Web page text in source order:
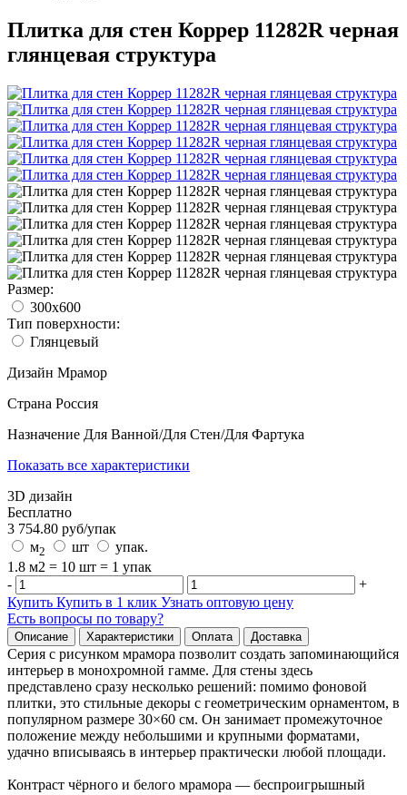
Плитка для стен Коррер 11282R черная
глянцевая структура
Размер:
300x600
Тип поверхности:
Глянцевый
Дизайн Мрамор
Страна Россия
Назначение Для Ванной/Для Стен/Для Фартука
Показать все характеристики
3D дизайн
Бесплатно
3 754.80 руб/упак
м2 шт
упак.
1.8 м2 = 10 шт = 1 упак
-
+
Купить Купить в 1 клик Узнать оптовую цену
Есть вопросы по товару?
Описание Характеристики Оплата Доставка
Серия с рисунком мрамора позволит создать запоминающийся
интерьер в монохромной гамме. Для стены здесь
представлено сразу несколько решений: помимо фоновой
плитки, это стильные декоры с геометрическим орнаментом, в
популярном размере 30×60 см. Он занимает промежуточное
положение между небольшими и крупными форматами,
удачно вписываясь в интерьер практически любой площади.
Контраст чёрного и белого мрамора — беспроигрышный